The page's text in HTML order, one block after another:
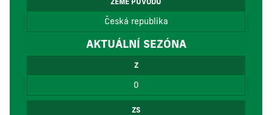
Česká republika
AKTUÁLNÍ SEZÓNA
Z
0
ZS